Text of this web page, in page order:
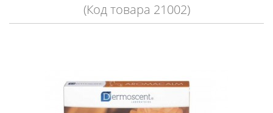
(Код товара 21002)